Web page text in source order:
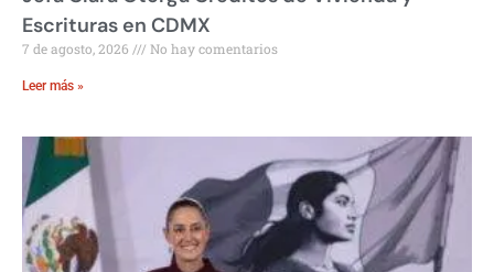
Escrituras en CDMX
7 de agosto, 2026 No hay comentarios
Leer más »